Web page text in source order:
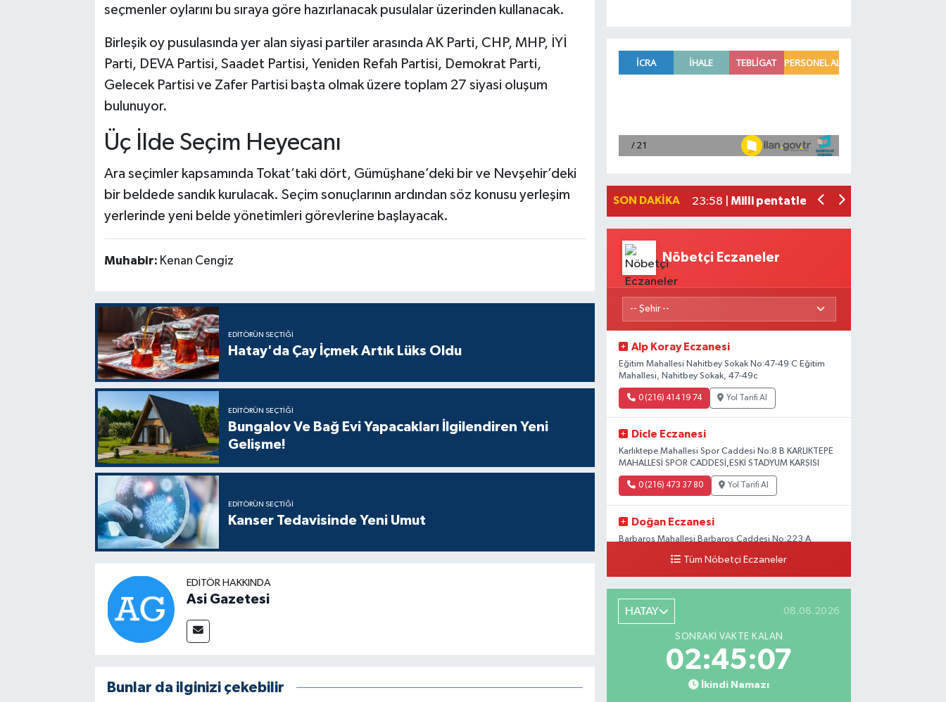
seçmenler oylarını bu sıraya göre hazırlanacak pusulalar üzerinden kullanacak.
Birleşik oy pusulasında yer alan siyasi partiler arasında AK Parti, CHP, MHP, İYİ
Parti, DEVA Partisi, Saadet Partisi, Yeniden Refah Partisi, Demokrat Parti,
Gelecek Partisi ve Zafer Partisi başta olmak üzere toplam 27 siyasi oluşum
bulunuyor.
Üç İlde Seçim Heyecanı
Ara seçimler kapsamında Tokat’taki dört, Gümüşhane’deki bir ve Nevşehir’deki
bir beldede sandık kurulacak. Seçim sonuçlarının ardından söz konusu yerleşim
yerlerinde yeni belde yönetimleri görevlerine başlayacak.
Muhabir: Kenan Cengiz
EDITÖRÜN SEÇTIĞI
Hatay'da Çay İçmek Artık Lüks Oldu
EDITÖRÜN SEÇTIĞI
Bungalov Ve Bağ Evi Yapacakları İlgilendiren Yeni
Gelişme!
EDITÖRÜN SEÇTIĞI
Kanser Tedavisinde Yeni Umut
EDITÖR HAKKINDA
Asi Gazetesi
Bunlar da ilginizi çekebilir
SON DAKIKA
Mersin'de uyuşturucu
23:58 | Milli pentatletler Kıvanç Taşyaran ve
Nöbetçi Eczaneler
Alp Koray Eczanesi
Eğitim Mahallesi Nahitbey Sokak No:47-49 C Eğitim
Mahallesi, Nahitbey Sokak, 47-49c
0 (216) 414 19 74 Yol Tarifi Al
Dicle Eczanesi
Karlıktepe Mahallesi Spor Caddesi No:8 B KARLIKTEPE
MAHALLESİ SPOR CADDESİ,ESKİ STADYUM KARŞISI
0 (216) 473 37 80 Yol Tarifi Al
Doğan Eczanesi
Barbaros Mahallesi Barbaros Caddesi No:223 A
Mali Eczanesi
Merkez Mahallesi Tüloğlu Sokak No:4 A
REŞİTPAŞACADDESİ QNB BANK SOKAĞI REŞİTPAŞA
DENİZKÖŞKLER SAĞLIK OCAĞI KARŞISI
0 (532) 711 72 17 Yol Tarifi Al
Tüm Nöbetçi Eczaneler
HATAY 08.08.2026
SONRAKI VAKTE KALAN
02:45:06
İkindi Namazı